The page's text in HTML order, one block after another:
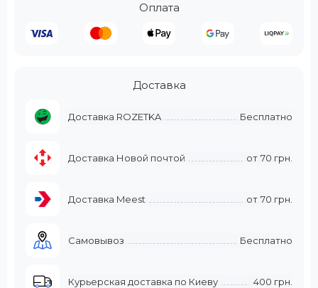
Оплата
Доставка
Доставка ROZETKA Бесплатно
Доставка Новой почтой от 70 грн.
Доставка Meest от 70 грн.
Самовывоз Бесплатно
Курьерская доставка по Киеву 400 грн.